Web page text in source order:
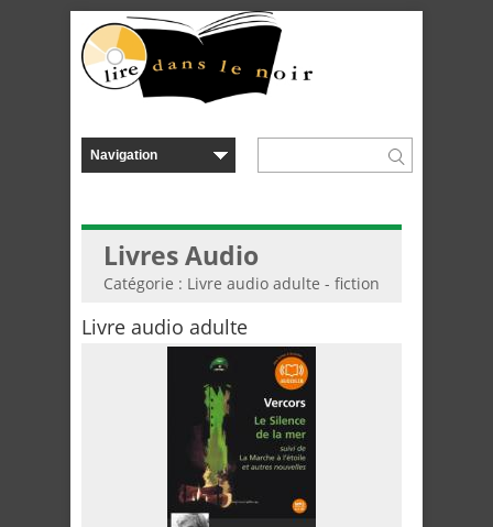
Livres Audio
Catégorie : Livre audio adulte - fiction
Livre audio adulte